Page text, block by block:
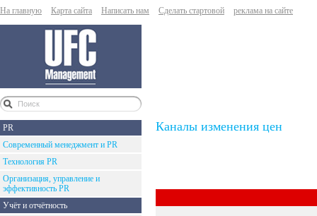
На главную Карта сайта Написать нам Сделать стартовой реклама на сайте
PR
Современный менеджмент и PR
Технология PR
Организация, управление и
эффективность PR
Учёт и отчётность
Каналы изменения цен